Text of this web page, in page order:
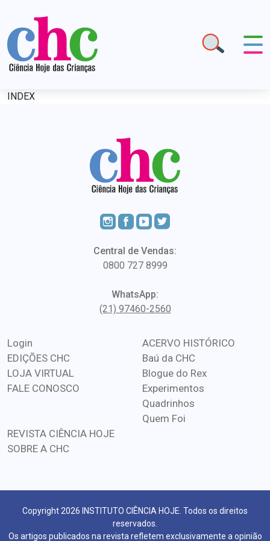
INDEX
Central de Vendas:
0800 727 8999
WhatsApp:
(21) 97460-2560
Login
EDIÇÕES CHC
LOJA VIRTUAL
FALE CONOSCO
ACERVO HISTÓRICO
Baú da CHC
Blogue do Rex
Experimentos
Quadrinhos
Quem Foi
REVISTA CIÊNCIA HOJE
SOBRE A CHC
Copyright 2026 INSTITUTO CIÊNCIA HOJE. Todos os direitos
reservados.
Os artigos publicados na revista refletem exclusivamente a opinião